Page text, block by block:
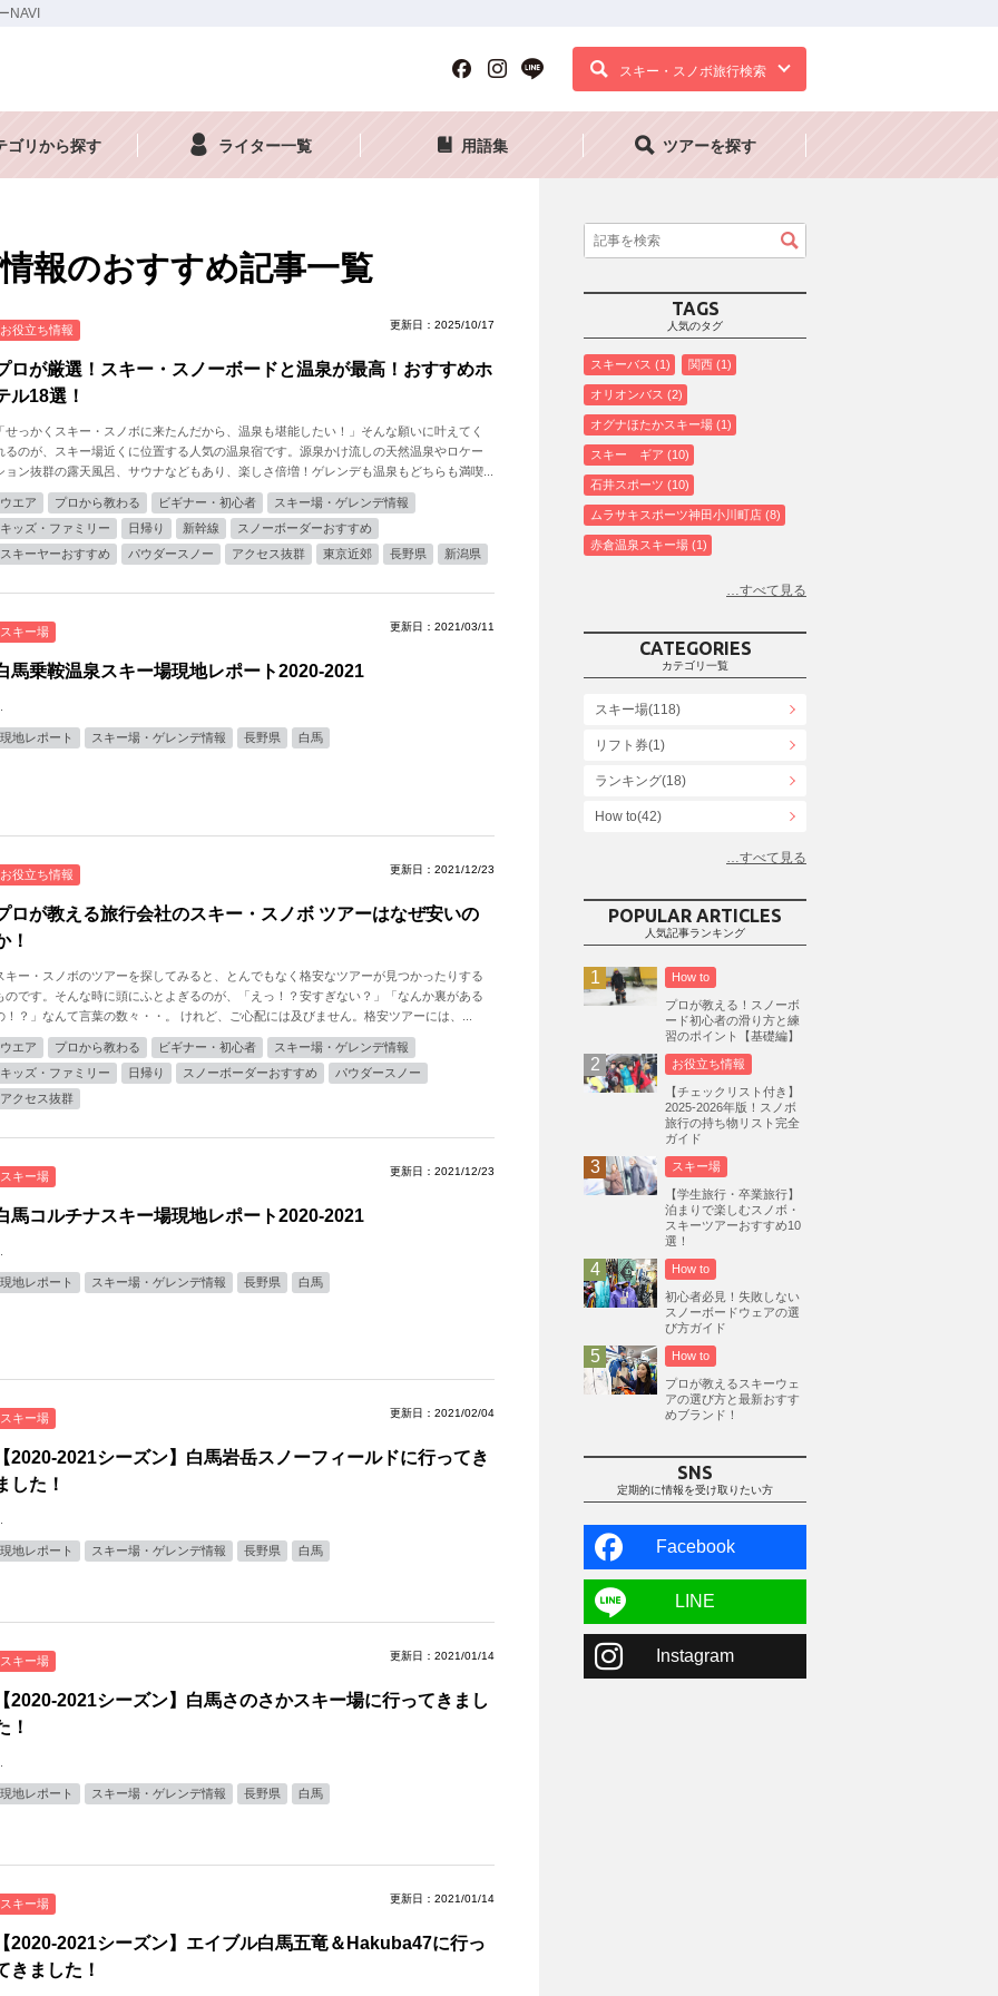
NAVI
スキー・スノボ旅行検索
ゴリから探す ライター一覧 用語集 ツアーを探す
報のおすすめ記事一覧
お役立ち情報 更新日：2025/10/17
ロが厳選！スキー・スノーボードと温泉が最高！おすすめホ
ル18選！
せっかくスキー・スノボに来たんだから、温泉も堪能したい！」そんな願いに叶えてく
るのが、スキー場近くに位置する人気の温泉宿です。源泉かけ流しの天然温泉やロケー
ョン抜群の露天風呂、サウナなどもあり、楽しさ倍増！ゲレンデも温泉もどちらも満喫...
ウエア プロから教わる ビギナー・初心者
スキー場・ゲレンデ情報
キッズ・ファミリー
日帰り 新幹線
スノーボーダーおすすめ
スキーヤーおすすめ
パウダースノー アクセス抜群 東京近郊 長野県 新潟県
スキー場 更新日：2021/03/11
馬乗鞍温泉スキー場現地レポート2020-2021
現地レポート スキー場・ゲレンデ情報 長野県 白馬
お役立ち情報 更新日：2021/12/23
ロが教える旅行会社のスキー・スノボ ツアーはなぜ安いの
！
キー・スノボのツアーを探してみると、とんでもなく格安なツアーが見つかったりする
のです。そんな時に頭にふとよぎるのが、「えっ！？安すぎない？」「なんか裏がある
！？」なんて言葉の数々・・。 けれど、ご心配には及びません。格安ツアーには、...
ウエア プロから教わる ビギナー・初心者
スキー場・ゲレンデ情報
キッズ・ファミリー
日帰り スノーボーダーおすすめ
パウダースノー
アクセス抜群
スキー場 更新日：2021/12/23
馬コルチナスキー場現地レポート2020-2021
現地レポート スキー場・ゲレンデ情報 長野県 白馬
スキー場 更新日：2021/02/04
2020-2021シーズン】白馬岩岳スノーフィールドに行ってき
した！
現地レポート スキー場・ゲレンデ情報 長野県 白馬
スキー場 更新日：2021/01/14
2020-2021シーズン】白馬さのさかスキー場に行ってきまし
！
現地レポート スキー場・ゲレンデ情報 長野県 白馬
スキー場 更新日：2021/01/14
2020-2021シーズン】エイブル白馬五竜＆Hakuba47に行っ
きました！
TAGS
人気のタグ
スキーバス 1 関西 1
オリオンバス 2
オグナほたかスキー場 1
スキー ギア 10
石井スポーツ 10
ムラサキスポーツ神田小川町店 8
赤倉温泉スキー場 1
鹿島槍スキー場ファミリーパーク 2
斑尾高原スキー場 4
エイブル白馬五竜＆Hakuba47
白馬乗鞍温泉スキー場
Snowboard Shop F.JANCK
戸狩温泉スキー場 2
Hakuba47 1
つがいけマウンテンリゾート
舞子スノーリゾート
軽井沢プリンスホテルスキー場
白馬岩岳スノーフィールド 9
エイブル白馬五竜 5
群馬みなかみほうだいぎスキー場
ハンターマウンテン塩原
グランスノー奥伊吹 1
3
FUSO SKI & BOOTS TUNE
SAJ 4 株式会社アルペン 4
札幌 1
キャンペーン 5 全国旅行支援
長野 16 朝発日帰り 8
夏のアウトドア
JRSKI 2
よませ温泉 3 X-JAM高井富士 3
北志賀小丸山
ゴールデンウィーク 1
春スキー 栃木県
マイカー派 8 学生＆卒業旅行 5
JSBA 竜王スキーパーク
CATEGORIES
カテゴリ一覧
スキー場(118)
リフト券(1)
ランキング(18)
How to(42)
POPULAR ARTICLES
人気記事ランキング
How to
プロが教える！スノーボ
ード初心者の滑り方と練
習のポイント【基礎編】
お役立ち情報
【チェックリスト付き】
2025-2026年版！スノボ
旅行の持ち物リスト完全
ガイド
スキー場
【学生旅行・卒業旅行】
泊まりで楽しむスノボ・
スキーツアーおすすめ10
選！
How to
初心者必見！失敗しない
スノーボードウェアの選
び方ガイド
How to
プロが教えるスキーウェ
アの選び方と最新おすす
めブランド！
SNS
定期的に情報を受け取りたい方
Facebook
LINE
Instagram